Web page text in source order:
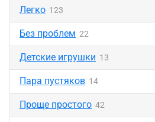
Легко 123
Без проблем 22
Детские игрушки 13
Пара пустяков 14
Проще простого 42